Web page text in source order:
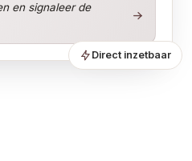
en signaleer de
Direct inzetbaar